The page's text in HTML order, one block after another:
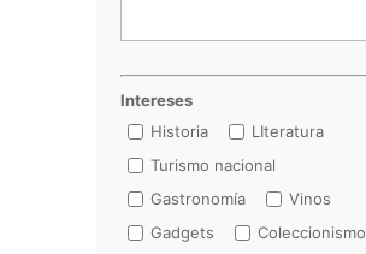
Intereses
Historia
LIteratura
Turismo nacional
Gastronomía
Vinos
Gadgets
Coleccionismo